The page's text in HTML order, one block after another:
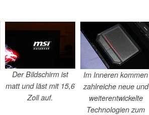
Der Bildschirm ist
matt und läst mit 15,6
Zoll auf.
Im Inneren kommen
zahlreiche neue und
weiterentwickelte
Technologien zum